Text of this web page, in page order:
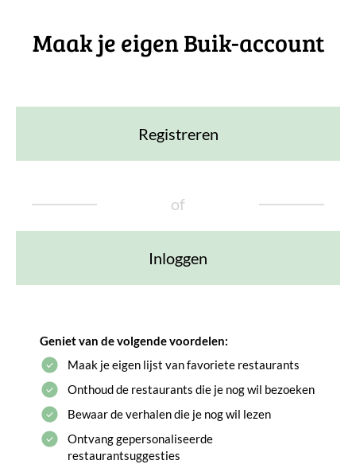
Maak je eigen Buik-account
Registreren
of
Inloggen
Geniet van de volgende voordelen:
Maak je eigen lijst van favoriete restaurants
Onthoud de restaurants die je nog wil bezoeken
Bewaar de verhalen die je nog wil lezen
Ontvang gepersonaliseerde
restaurantsuggesties